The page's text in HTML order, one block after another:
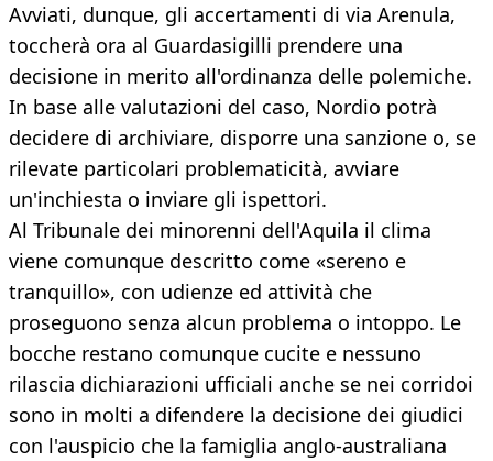
Avviati, dunque, gli accertamenti di via Arenula,
toccherà ora al Guardasigilli prendere una
decisione in merito all'ordinanza delle polemiche.
In base alle valutazioni del caso, Nordio potrà
decidere di archiviare, disporre una sanzione o, se
rilevate particolari problematicità, avviare
un'inchiesta o inviare gli ispettori.
Al Tribunale dei minorenni dell'Aquila il clima
viene comunque descritto come «sereno e
tranquillo», con udienze ed attività che
proseguono senza alcun problema o intoppo. Le
bocche restano comunque cucite e nessuno
rilascia dichiarazioni ufficiali anche se nei corridoi
sono in molti a difendere la decisione dei giudici
con l'auspicio che la famiglia anglo-australiana